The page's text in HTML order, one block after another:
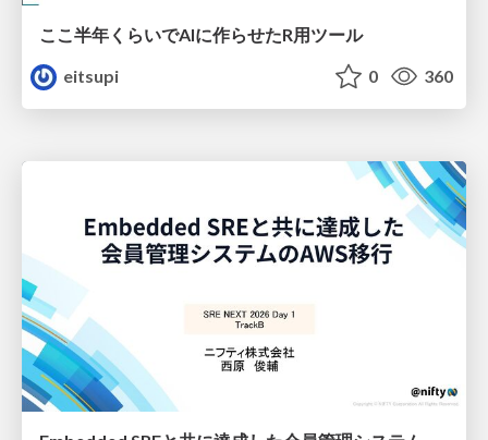
ここ半年くらいでAIに作らせたR用ツール
eitsupi
0 360